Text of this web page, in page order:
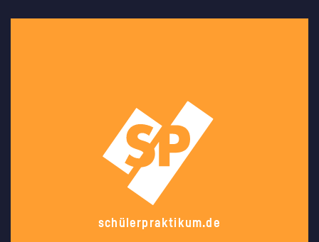
schülerpraktikum.de